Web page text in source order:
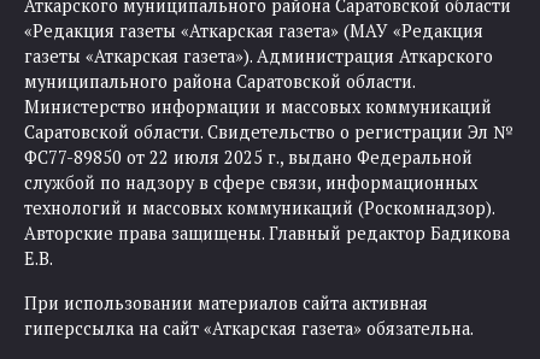
Аткарского муниципального района Саратовской области
«Редакция газеты «Аткарская газета» (МАУ «Редакция
газеты «Аткарская газета»). Администрация Аткарского
муниципального района Саратовской области.
Министерство информации и массовых коммуникаций
Саратовской области. Свидетельство о регистрации Эл №
ФС77-89850 от 22 июля 2025 г., выдано Федеральной
службой по надзору в сфере связи, информационных
технологий и массовых коммуникаций (Роскомнадзор).
Авторские права защищены. Главный редактор Бадикова
Е.В.
При использовании материалов сайта активная
гиперссылка на сайт «Аткарская газета» обязательна.